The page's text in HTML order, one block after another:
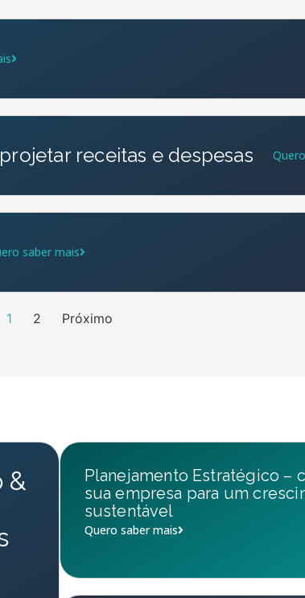
receitas e despesas
saber mais
1 2 Próximo
&
Planejamento Estratégico –
sua empresa para um
sustentável
Quero saber mais